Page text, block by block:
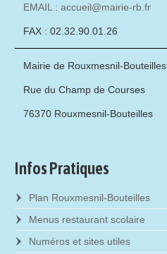
EMAIL : accueil@mairie-rb.fr
FAX : 02.32.90.01.26
Mairie de Rouxmesnil-Bouteilles
Rue du Champ de Courses
76370 Rouxmesnil-Bouteilles
Infos Pratiques
Plan Rouxmesnil-Bouteilles
Menus restaurant scolaire
Numéros et sites utiles